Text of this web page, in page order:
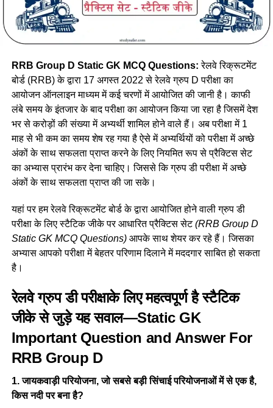
RRB Group D Static GK MCQ Questions: रेलवे रिक्रूटमेंट
बोर्ड (RRB) के द्वारा 17 अगस्त 2022 से रेलवे ग्रुप D परीक्षा का
आयोजन ऑनलाइन माध्यम में कई चरणों में आयोजित की जानी है। काफी
लंबे समय के इंतजार के बाद परीक्षा का आयोजन किया जा रहा है जिसमें देश
भर से करोड़ों की संख्या में अभ्यर्थी शामिल होने वाले हैं। अब परीक्षा में 1
माह से भी कम का समय शेष रह गया है ऐसे में अभ्यर्थियों को परीक्षा में अच्छे
अंकों के साथ सफलता प्राप्त करने के लिए नियमित रूप से प्रैक्टिस सेट
का अभ्यास प्रारंभ कर देना चाहिए। जिससे कि ग्रुप डी परीक्षा में अच्छे
अंकों के साथ सफलता प्राप्त की जा सके।
यहां पर हम रेलवे रिक्रूटमेंट बोर्ड के द्वारा आयोजित होने वाली ग्रुप डी
परीक्षा के लिए स्टैटिक जीके पर आधारित प्रैक्टिस सेट(RRB Group D
Static GK MCQ Questions)आपके साथ शेयर कर रहे हैं। जिसका
अभ्यास आपको परीक्षा में बेहतर परिणाम दिलाने में मददगार साबित हो सकता
है।
रेलवे ग्रुप डी परीक्षाके लिए महत्वपूर्ण है स्टैटिक
जीके से जुड़े यह सवाल—Static GK
Important Question and Answer For
RRB Group D
1. जायकवाड़ी परियोजना, जो सबसे बड़ी सिंचाई परियोजनाओं में से एक है,
किस नदी पर बना है?